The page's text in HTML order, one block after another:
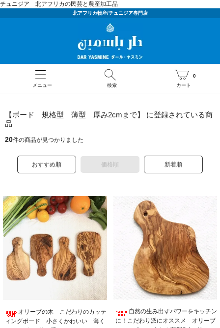
チュニジア 北アフリカの民芸と農産加工品
北アフリカ物産/チュニジア専門店
メニュー 検索 カート
0
【ボード 規格型 薄型 厚み2cmまで】 に登録されている商
品
20件の商品が見つかりました
おすすめ順 価格順 新着順
オリーブの木 こだわりのカッテ
ィングボード 小さくかわいい 薄く
自然の生み出すパワーをキッチン
に！こだわり派にオススメ オリーブ